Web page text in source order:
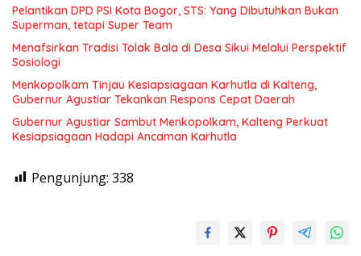
Pelantikan DPD PSI Kota Bogor, STS: Yang Dibutuhkan Bukan
Superman, tetapi Super Team
Menafsirkan Tradisi Tolak Bala di Desa Sikui Melalui Perspektif
Sosiologi
Menkopolkam Tinjau Kesiapsiagaan Karhutla di Kalteng,
Gubernur Agustiar Tekankan Respons Cepat Daerah
Gubernur Agustiar Sambut Menkopolkam, Kalteng Perkuat
Kesiapsiagaan Hadapi Ancaman Karhutla
Pengunjung: 338